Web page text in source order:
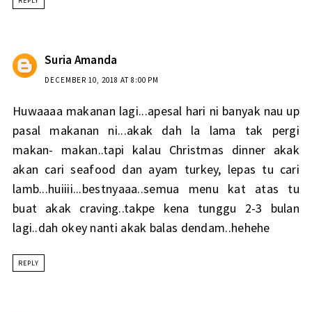
Suria Amanda
DECEMBER 10, 2018 AT 8:00 PM
Huwaaaa makanan lagi...apesal hari ni banyak nau up
pasal makanan ni...akak dah la lama tak pergi
makan- makan..tapi kalau Christmas dinner akak
akan cari seafood dan ayam turkey, lepas tu cari
lamb...huiiii...bestnyaaa..semua menu kat atas tu
buat akak craving..takpe kena tunggu 2-3 bulan
lagi..dah okey nanti akak balas dendam..hehehe
REPLY